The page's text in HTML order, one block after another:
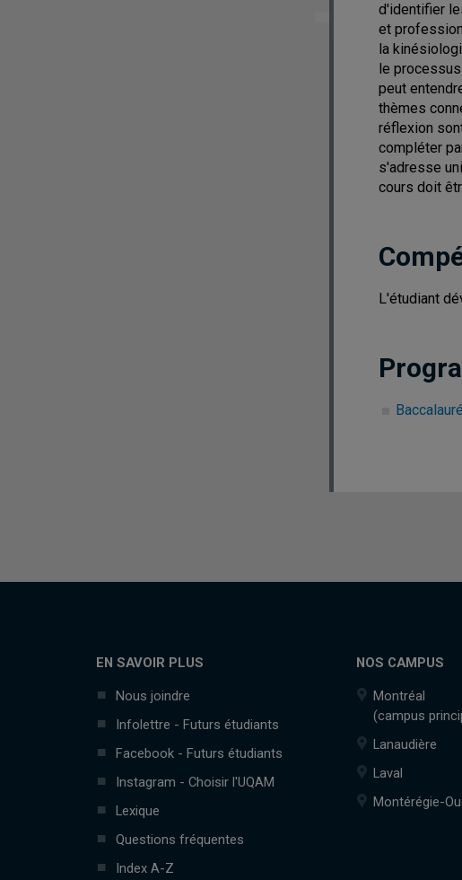
d'identifier
et
la
le
peut
thèmes
réflexion
compléter
s'adresse
cours doit
L'étudiant
EN SAVOIR PLUS
Nous joindre
Infolettre - Futurs étudiants
Facebook - Futurs étudiants
Instagram - Choisir l'UQAM
Lexique
Questions fréquentes
Index A-Z
NOS CAMPUS
Montréal
(campus
Lanaudière
Laval
Montérégie-